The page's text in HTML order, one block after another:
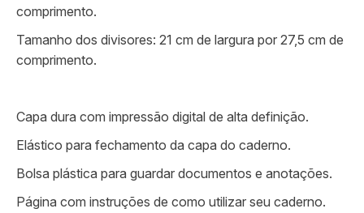
comprimento.
Tamanho dos divisores: 21 cm de largura por 27,5 cm de
comprimento.
Capa dura com impressão digital de alta definição.
Elástico para fechamento da capa do caderno.
Bolsa plástica para guardar documentos e anotações.
Página com instruções de como utilizar seu caderno.